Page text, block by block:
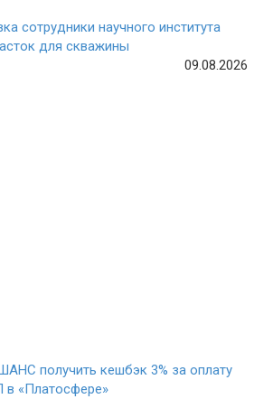
сотрудники научного института
определяют участок для скважины
09.08.2026
получить кешбэк 3% за оплату
«Платосфере»